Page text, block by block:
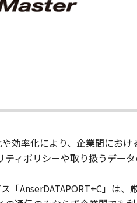
効率化により、企業間にお
ィポリシーや取り扱うデー
「AnserDATAPORT+C」は